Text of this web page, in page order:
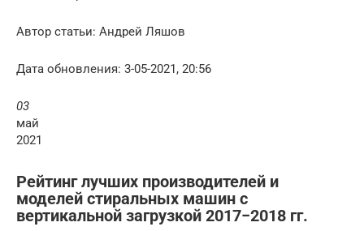
Автор статьи: Андрей Ляшов
Дата обновления: 3-05-2021, 20:56
03
май
2021
Рейтинг лучших производителей и
моделей стиральных машин с
вертикальной загрузкой 2017−2018 гг.